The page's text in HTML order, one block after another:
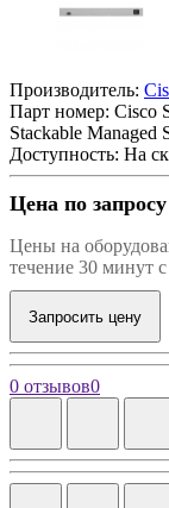
Производитель:
Парт номер: Cisco
Stackable Managed
Доступность: На
Цена по запросу
Цены на
течение 30 минут
Запросить цену
0 отзывов0